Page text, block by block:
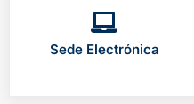
Sede Electrónica